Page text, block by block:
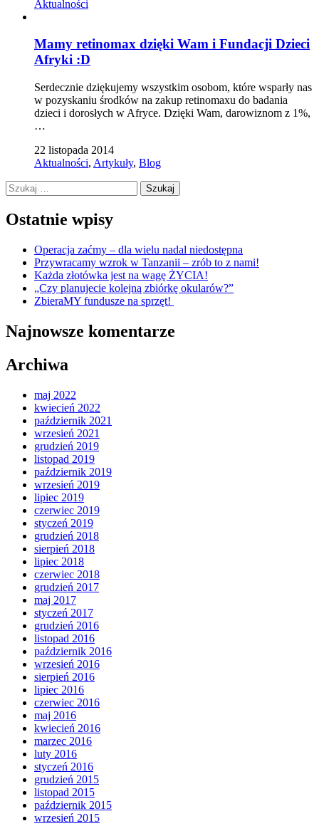
Aktualności
Mamy retinomax dzięki Wam i Fundacji Dzieci
Afryki :D
Serdecznie dziękujemy wszystkim osobom, które wsparły nas
w pozyskaniu środków na zakup retinomaxu do badania
dzieci i dorosłych w Afryce. Dzięki Wam, darowiznom z 1%,
…
22 listopada 2014
Aktualności, Artykuły, Blog
Szukaj:
Ostatnie wpisy
Operacja zaćmy – dla wielu nadal niedostępna
Przywracamy wzrok w Tanzanii – zrób to z nami!
Każda złotówka jest na wagę ŻYCIA!
„Czy planujecie kolejną zbiórkę okularów?”
ZbieraMY fundusze na sprzęt!
Najnowsze komentarze
Archiwa
maj 2022
kwiecień 2022
październik 2021
wrzesień 2021
grudzień 2019
listopad 2019
październik 2019
wrzesień 2019
lipiec 2019
czerwiec 2019
styczeń 2019
grudzień 2018
sierpień 2018
lipiec 2018
czerwiec 2018
grudzień 2017
maj 2017
styczeń 2017
grudzień 2016
listopad 2016
październik 2016
wrzesień 2016
sierpień 2016
lipiec 2016
czerwiec 2016
maj 2016
kwiecień 2016
marzec 2016
luty 2016
styczeń 2016
grudzień 2015
listopad 2015
październik 2015
wrzesień 2015